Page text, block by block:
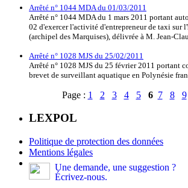
Arrêté n° 1044 MDA du 01/03/2011
Arrêté n° 1044 MDA du 1 mars 2011 portant
02 d'exercer l'activité d'entrepreneur de taxi sur
(archipel des Marquises), délivrée à M. Jean-
Arrêté n° 1028 MJS du 25/02/2011
Arrêté n° 1028 MJS du 25 février 2011 portant
brevet de surveillant aquatique en Polynésie
Page : 1 2 3 4 5 6 7 8 9
LEXPOL
Politique de protection des données
Mentions légales
Une demande, une suggestion ?
Écrivez-nous.